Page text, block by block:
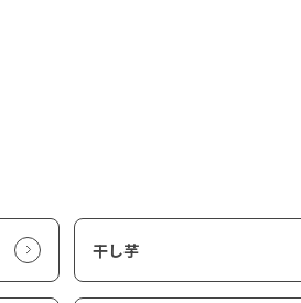
干し芋